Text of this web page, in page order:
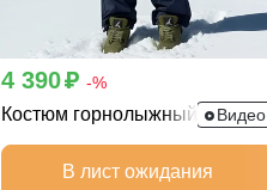
4 390p -%
Костюм горнолыжный 392S
Видео
В лист ожидания